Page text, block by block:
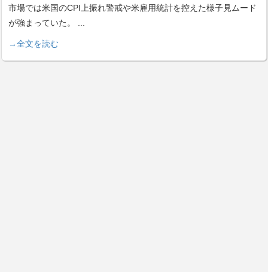
市場では米国のCPI上振れ警戒や米雇用統計を控えた様子見ムード
が強まっていた。
→全文を読む